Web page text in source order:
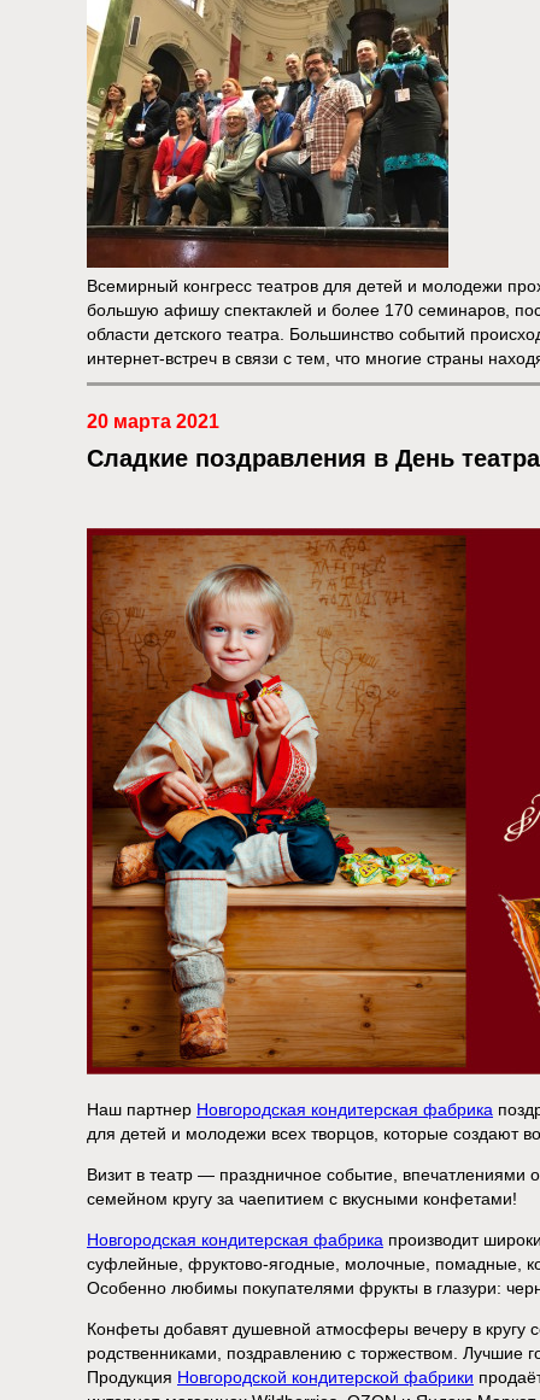
Всемирный конгресс театров для детей и молодежи
большую афишу спектаклей и более 170 семинаров,
области детского театра. Большинство событий
интернет-встреч в связи с тем, что многие страны
20 марта 2021
Сладкие поздравления в День
Наш партнер Новгородская кондитерская фабрика
для детей и молодежи всех творцов, которые создают
Визит в театр — праздничное событие, впечатлениями
семейном кругу за чаепитием с вкусными конфетами!
Новгородская кондитерская фабрика производит
суфлейные, фруктово-ягодные, молочные, помадные,
Особенно любимы покупателями фрукты в глазури:
Конфеты добавят душевной атмосферы вечеру в кругу
родственниками, поздравлению с торжеством. Лучшие
Продукция Новгородской кондитерской фабрики